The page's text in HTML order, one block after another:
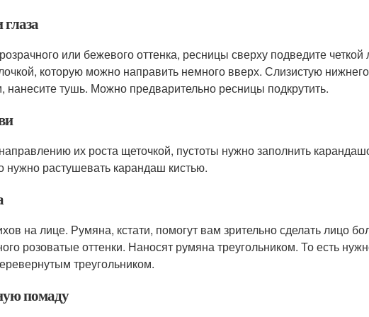
или бежевого оттенка, ресницы сверху подведите
которую можно направить немного вверх. Слизистую
тушь. Можно предварительно ресницы подкрутить.
их роста щеточкой, пустоты нужно заполнить
нужно растушевать карандаш кистью.
на лице. Румяна, кстати, помогут вам зрительно сделать лицо
розоватые оттенки. Наносят румяна треугольником. То есть
треугольником.
помаду